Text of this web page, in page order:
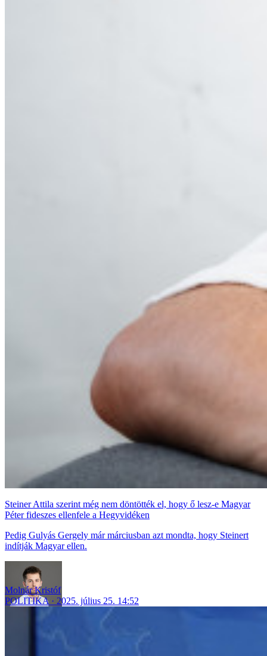
Steiner Attila szerint még nem döntötték el, hogy ő lesz-e Magyar
Péter fideszes ellenfele a Hegyvidéken
Pedig Gulyás Gergely már márciusban azt mondta, hogy Steinert
indítják Magyar ellen.
Molnár Kristóf
POLITIKA
2025. július 25. 14:52